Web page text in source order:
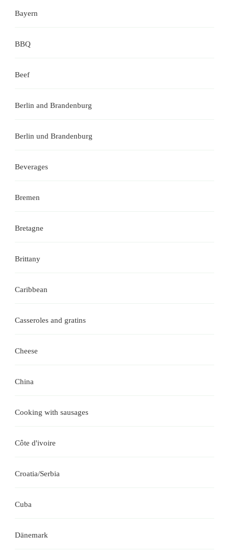
Bayern
BBQ
Beef
Berlin and Brandenburg
Berlin und Brandenburg
Beverages
Bremen
Bretagne
Brittany
Caribbean
Casseroles and gratins
Cheese
China
Cooking with sausages
Côte d'ivoire
Croatia/Serbia
Cuba
Dänemark